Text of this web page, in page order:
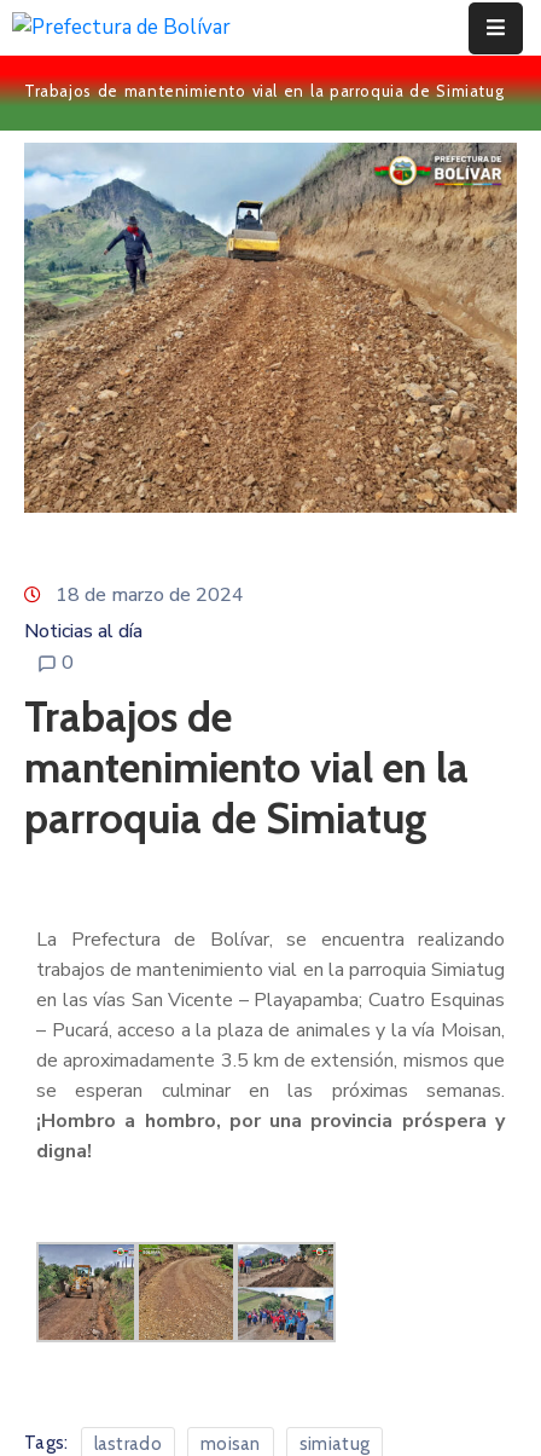
Inicio
Institución
Bolívar
Proyectos
Rendición
De
Cuentas
Transparencia
Contácto
Trabajos de mantenimiento vial en la parroquia de Simiatug
18 de marzo de 2024
Noticias al día
0
Trabajos de
mantenimiento vial en la
parroquia de Simiatug
La Prefectura de Bolívar, se encuentra realizando
trabajos de mantenimiento vial en la parroquia Simiatug
en las vías San Vicente – Playapamba; Cuatro Esquinas
– Pucará, acceso a la plaza de animales y la vía Moisan,
de aproximadamente 3.5 km de extensión, mismos que
se esperan culminar en las próximas semanas.
¡Hombro a hombro, por una provincia próspera y
digna!
Tags: lastrado moisan simiatug